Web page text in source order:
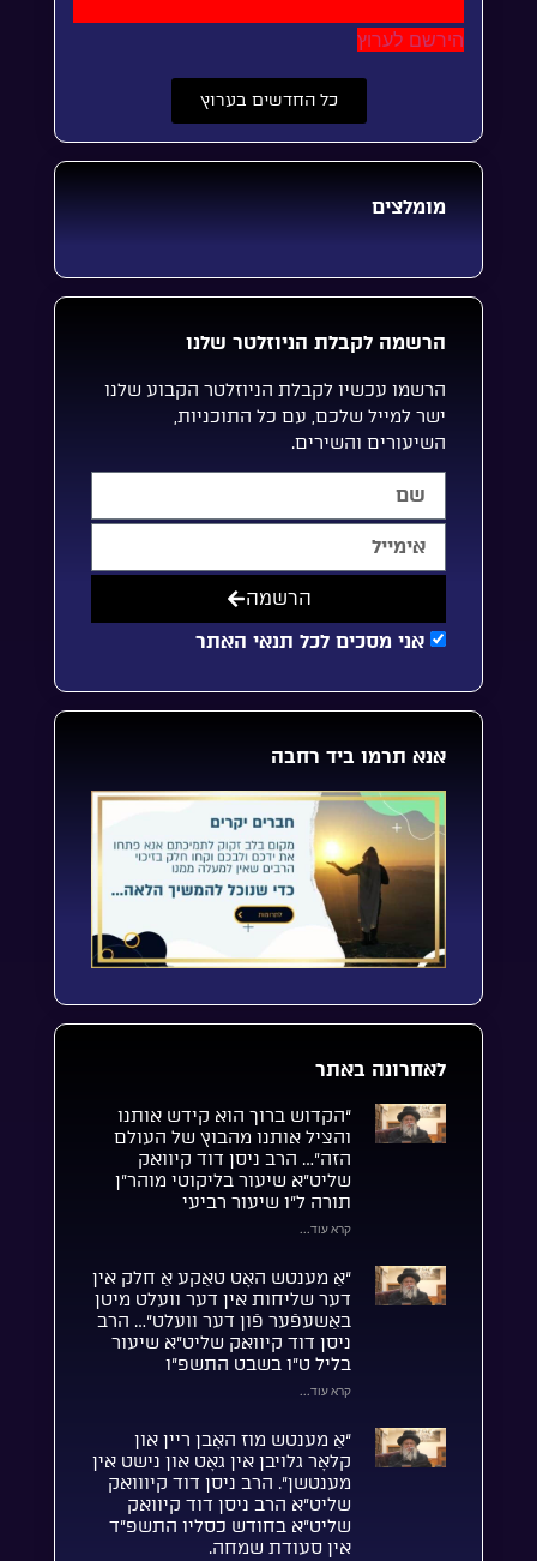
הירשם לערוץ
כל החדשים בערוץ
מומלצים
הרשמה לקבלת הניוזלטר שלנו
הרשמו עכשיו לקבלת הניוזלטר הקבוע שלנו
ישר למייל שלכם, עם כל התוכניות,
השיעורים והשירים.
אני מסכים לכל תנאי האתר
הרשמה
אנא תרמו ביד רחבה
לאחרונה באתר
“הקדוש ברוך הוא קידש אותנו
והציל אותנו מהבוץ של העולם
הזה”… הרב ניסן דוד קיוואק
שליט”א שיעור בליקוטי מוהר”ן
תורה ל”ו שיעור רביעי
קרא עוד...
“אַ מענטש האָט טאַקע אַ חלק אין
דער שליחות אין דער וועלט מיטן
באַשעפֿער פֿון דער וועלט”… הרב
ניסן דוד קיוואק שליט”א שיעור
בליל ט”ו בשבט התשפ”ו
קרא עוד...
“אַ מענטש מוז האָבן ריין און
קלאָר גלויבן אין גאָט און נישט אין
מענטשן”. הרב ניסן דוד קיווואק
שליט”א הרב ניסן דוד קיוואק
שליט”א בחודש כסליו התשפ”ד
אין סעודת שמחה.